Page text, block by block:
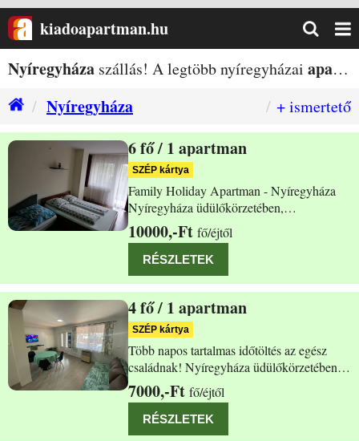
kiadoapartman.hu
Nyíregyháza szállás! A legtöbb nyíregyházai apartman
Nyíregyháza
+ ismertető
6 / 1 apartman
Nyíregyháza Szivárvány u. 15.
SZÉP kártya
Family Holiday Apartman - Nyíregyháza
Nyíregyháza üdülőkörzetében,
Sóstógyógyfürdőn egész évben kiadó 90
m2-es apartmanunk. A belváros 5 km-re, a
csónakázó tó 300 méterre található. A
termálfürdő, tófürdő, múzeumfalu és
állatpark 10 percnyi sétával
10000,-Ft fő/éjtől
RÉSZLETEK
4 / 1 apartman
Nyíregyháza Szivárvány u. 11.
SZÉP kártya
Több napos tartalmas időtöltés az egész
családnak! Nyíregyháza üdülőkörzetében,
Sóstógyógyfürdőn egész évben kiadó 40
m2-es apartmanunk. A belváros 5 km-re, a
csónakázó tó 350 méterre található. A
termálfürdő, tófürdő, múzeumfalu és
7000,-Ft fő/éjtől
RÉSZLETEK